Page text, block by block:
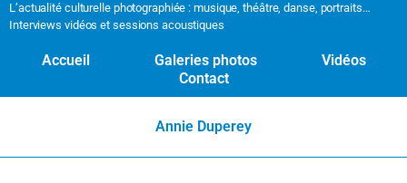
L’actualité culturelle photographiée : musique, théâtre, danse, portraits…
Interviews vidéos et sessions acoustiques
Accueil Galeries photos
Vidéos
Contact
Annie Duperey